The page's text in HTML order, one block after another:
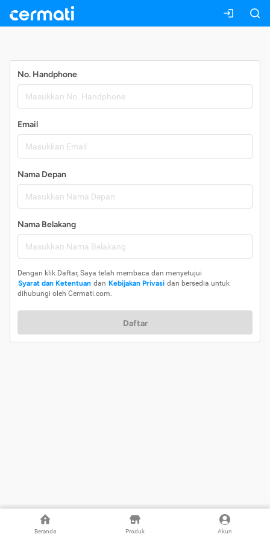
Beranda Produk Akun
No. Handphone
Email
Nama Depan
Nama Belakang
Dengan klik Daftar, Saya telah membaca dan menyetujui
Syarat dan Ketentuan dan Kebijakan Privasi dan bersedia untuk
dihubungi oleh Cermati.com.
Daftar